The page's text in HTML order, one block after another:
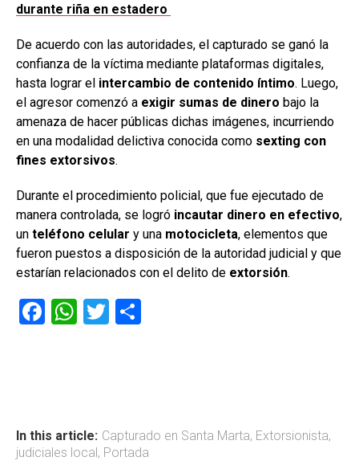
durante riña en estadero
De acuerdo con las autoridades, el capturado se ganó la
confianza de la víctima mediante plataformas digitales,
hasta lograr el intercambio de contenido íntimo. Luego,
el agresor comenzó a exigir sumas de dinero bajo la
amenaza de hacer públicas dichas imágenes, incurriendo
en una modalidad delictiva conocida como sexting con
fines extorsivos.
Durante el procedimiento policial, que fue ejecutado de
manera controlada, se logró incautar dinero en efectivo,
un teléfono celular y una motocicleta, elementos que
fueron puestos a disposición de la autoridad judicial y que
estarían relacionados con el delito de extorsión.
F
ok
W
p
T
tir
In this article: Capturado en Santa Marta, Extorsionista,
judiciales local, Portada